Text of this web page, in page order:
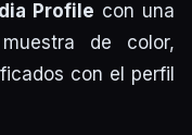
Profile con una
de color,
con el perfil